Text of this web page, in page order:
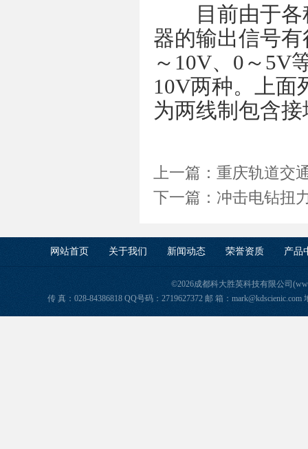
目前由于各
器的输出信号
～10V、0～5V
10V两种。上面
为两线制包含
上一篇： 重庆轨道交
下一篇： 冲击电钻扭
网站首页 关于我们 新闻动态 荣誉资质 产品
©2026成都科大胜英科技有限公司
传 真：028-84386818 QQ号码：2719627372 邮 箱：